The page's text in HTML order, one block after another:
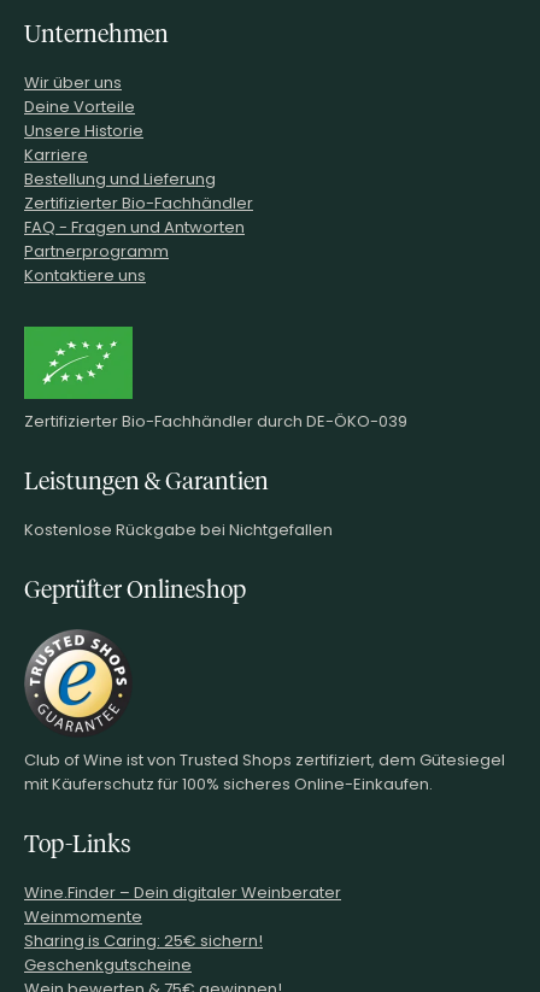
Unternehmen
Wir über uns
Deine Vorteile
Unsere Historie
Karriere
Bestellung und Lieferung
Zertifizierter Bio-Fachhändler
FAQ - Fragen und Antworten
Partnerprogramm
Kontaktiere uns
Zertifizierter Bio-Fachhändler durch DE-ÖKO-039
Leistungen & Garantien
Kostenlose Rückgabe bei Nichtgefallen
Geprüfter Onlineshop
Club of Wine ist von Trusted Shops zertifiziert, dem Gütesiegel
mit Käuferschutz für 100% sicheres Online-Einkaufen.
Top-Links
Wine.Finder – Dein digitaler Weinberater
Weinmomente
Sharing is Caring: 25€ sichern!
Geschenkgutscheine